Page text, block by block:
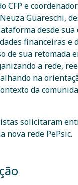
CFP e
Guareschi,
desde sua
financeiras e
de sua retomada
a rede,
na
da
solicitaram
nova rede PePsic.